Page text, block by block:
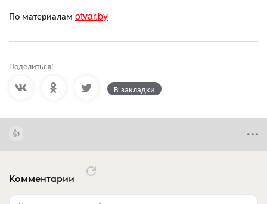
По материалам otvar.by
Поделиться:
В закладки
Комментарии